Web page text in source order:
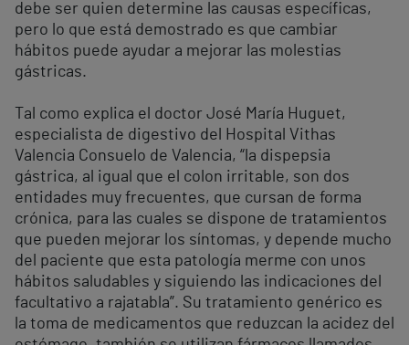
debe ser quien determine las causas específicas,
pero lo que está demostrado es que cambiar
hábitos puede ayudar a mejorar las molestias
gástricas.
Tal como explica el doctor José María Huguet,
especialista de digestivo del Hospital Vithas
Valencia Consuelo de Valencia, “la dispepsia
gástrica, al igual que el colon irritable, son dos
entidades muy frecuentes, que cursan de forma
crónica, para las cuales se dispone de tratamientos
que pueden mejorar los síntomas, y depende mucho
del paciente que esta patología merme con unos
hábitos saludables y siguiendo las indicaciones del
facultativo a rajatabla”. Su tratamiento genérico es
la toma de medicamentos que reduzcan la acidez del